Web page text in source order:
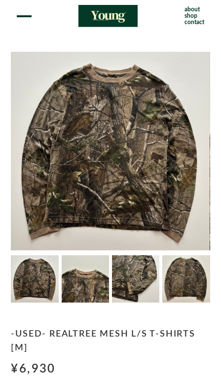
about
shop
contact
-USED- REALTREE MESH L/S T-SHIRTS
[M]
¥6,930